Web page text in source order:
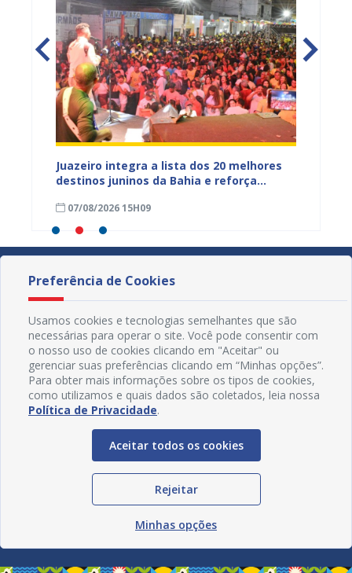
Juazeiro integra a lista dos 20 melhores
destinos juninos da Bahia e reforça
07/08/2026 15H09
Redes Sociais
Preferência de Cookies
Usamos cookies e tecnologias semelhantes que são
necessárias para operar o site. Você pode consentir com
o nosso uso de cookies clicando em "Aceitar" ou
gerenciar suas preferências clicando em “Minhas opções”.
Para obter mais informações sobre os tipos de cookies,
como utilizamos e quais dados são coletados, leia nossa
Política de Privacidade.
Aceitar todos os cookies
Rejeitar
Minhas opções